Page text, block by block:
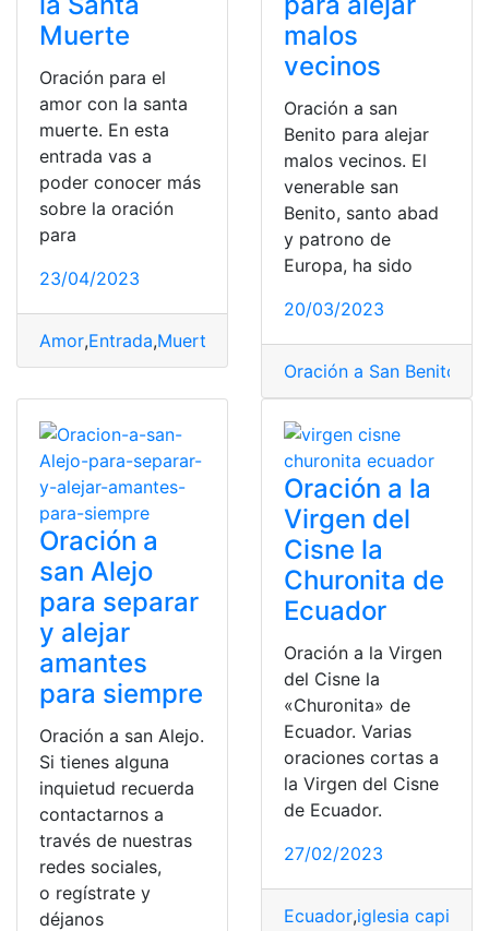
Muerte
Oración para el
amor con la santa
muerte. En esta
entrada vas a
poder conocer más
sobre la oración
para
23/04/2023
Amor,Entrada,Muerte Oración,SAnta,Santa Muerte
malos
vecinos
Oración a san
Benito para alejar
malos vecinos. El
venerable san
Benito, santo abad
y patrono de
Europa, ha sido
20/03/2023
Oración a San Benito
Oración a
san Alejo
para separar
y alejar
amantes
para siempre
Oración a san Alejo.
Si tienes alguna
inquietud recuerda
contactarnos a
través de nuestras
redes sociales,
o regístrate y
déjanos
Oración a la
Virgen del
Cisne la
Churonita de
Ecuador
Oración a la Virgen
del Cisne la
«Churonita» de
Ecuador. Varias
oraciones cortas a
la Virgen del Cisne
de Ecuador.
27/02/2023
Ecuador,iglesia capilla